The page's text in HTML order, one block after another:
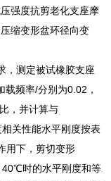
强度抗剪老化支座摩
缩变形盆环径向变
，测定被试橡胶支座
频率/分别为0.02，
，并计算与
关性能水平刚度按表
用下，剪切变形
时的水平刚度和等